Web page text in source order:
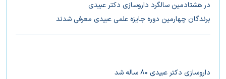
در هشتادمین سالگرد داروسازی دکتر عبیدی
برندگان چهارمین دوره جایزه علمی عبیدی معرفی شدند
داروسازی دکتر عبیدی ۸۰ ساله شد